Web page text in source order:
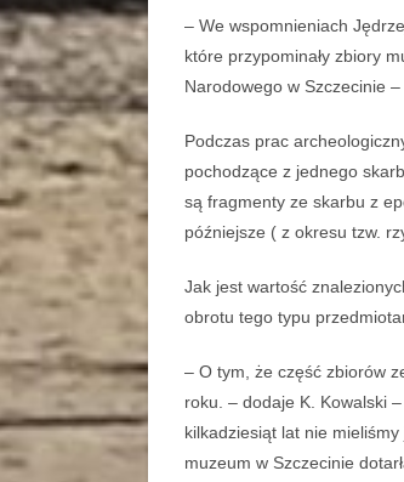
– We wspomnieniach
które przypominały zbiory
Narodowego w Szczecinie
Podczas prac
pochodzące z jednego
są fragmenty ze skarbu z
późniejsze ( z okresu tzw.
Jak jest wartość
obrotu tego typu
– O tym, że część zbiorów
roku. – dodaje K. Kowalski
kilkadziesiąt lat nie
muzeum w Szczecinie